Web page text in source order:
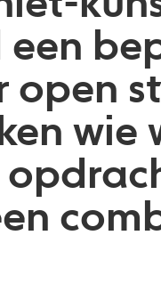
een
open
wie